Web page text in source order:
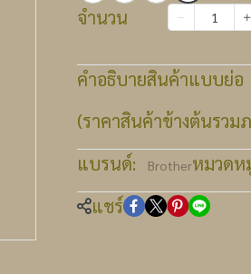
จำนวน
คำอธิบายสินค้าแบบย่อ
(ราคาสินค้าข้างต้นรว
แบรนด์:
Brotherหมวดห
แชร์